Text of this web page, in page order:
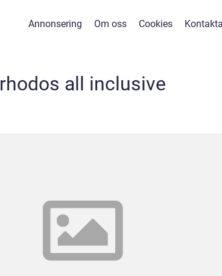
Annonsering Om oss Cookies
rhodos all inclusive